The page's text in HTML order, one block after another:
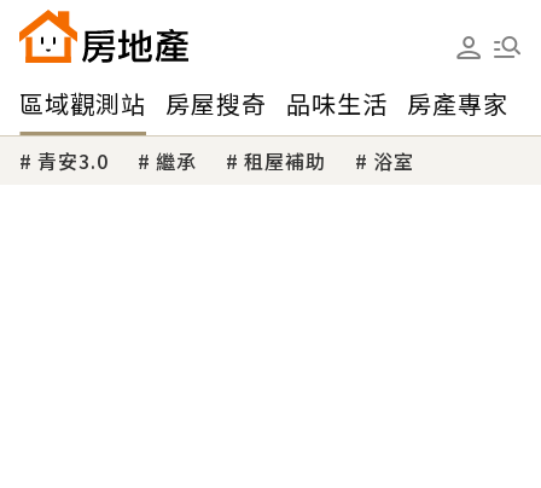
區域觀測站 房屋搜奇 品味生活 房產專家
青安3.0 繼承 租屋補助 浴室